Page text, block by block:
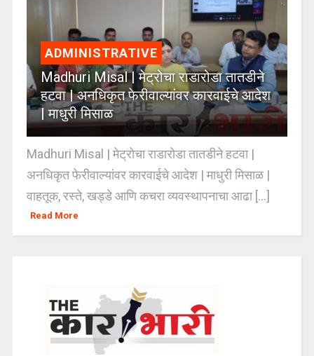
ADMINISTRATIVE
Madhuri Misal | मेट्रोचा राडारोडा तातडीने
हटवा | अनधिकृत फेरीवाल्यांवर कारवाईचे आदेश
| माधुरी मिसाळ
Madhuri Misal | मेट्रोचा राडारोडा तातडीने हटवा |
अनधिकृत फेरीवाल्यांवर कारवाईचे आदेश | माधुरी मिसाळ |
वाहतूक, रस्ते, खड्डे आणि कचरा व्यवस्थापनाचा आढा [...]
Read More